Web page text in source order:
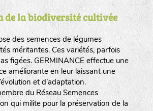
de la biodiversité cultivée
des semences de légumes
méritantes. Ces variétés, parfois
figées. GERMINANCE effectue une
améliorante en leur laissant une
et d’adaptation.
du Réseau Semences
qui milite pour la préservation de la